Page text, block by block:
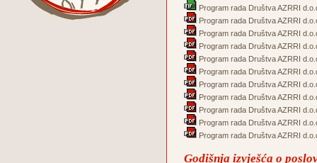
Program rada Društva AZRRI
Program rada Društva AZRRI
Program rada Društva AZRRI
Program rada Društva AZRRI
Program rada Društva AZRRI
Program rada Društva AZRRI
Program rada Društva AZRRI
Program rada Društva AZRRI
Program rada Društva AZRRI
Program rada Društva AZRRI
Program rada Društva AZRRI
Godišnja izvješća o